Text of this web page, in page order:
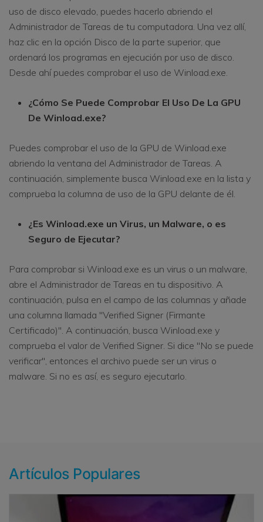
uso de disco elevado, puedes hacerlo abriendo el
Administrador de Tareas de tu computadora. Una vez allí,
haz clic en la opción Disco de la parte superior, que
ordenará los programas en ejecución por uso de disco.
Desde ahí puedes comprobar el uso de Winload.exe.
¿Cómo Se Puede Comprobar El Uso De La GPU
De Winload.exe?
Puedes comprobar el uso de la GPU de Winload.exe
abriendo la ventana del Administrador de Tareas. A
continuación, simplemente busca Winload.exe en la lista y
comprueba la columna de uso de la GPU delante de él.
¿Es Winload.exe un Virus, un Malware, o es
Seguro de Ejecutar?
Para comprobar si Winload.exe es un virus o un malware,
abre el Administrador de Tareas en tu dispositivo. A
continuación, pulsa en el campo de las columnas y añade
una columna llamada "Verified Signer (Firmante
Certificado)". A continuación, busca Winload.exe y
comprueba el valor de Verified Signer. Si dice "No se puede
verificar", entonces el archivo puede ser un virus o
malware. Si no es así, es seguro ejecutarlo.
Artículos Populares